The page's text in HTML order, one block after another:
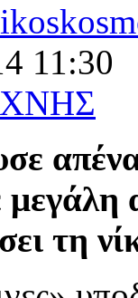
11:30
τη